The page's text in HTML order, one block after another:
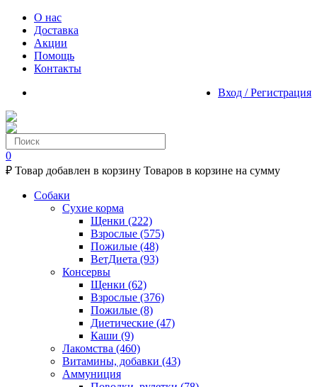
О нас
Доставка
Акции
Помощь
Контакты
Вход / Регистрация
0
₽ Товар добавлен в корзину Товаров в корзине на сумму
Собаки
Сухие корма
Щенки (222)
Взрослые (575)
Пожилые (48)
ВетДиета (93)
Консервы
Щенки (62)
Взрослые (376)
Пожилые (8)
Диетические (47)
Каши (9)
Лакомства (460)
Витамины, добавки (43)
Аммуниция